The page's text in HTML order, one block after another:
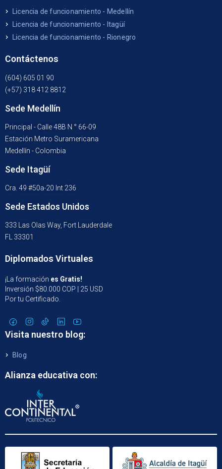
Licencia de funcionamiento - Medellín
Licencia de funcionamiento - Itagüí
Licencia de funcionamiento - Rionegro
Contáctenos
(604) 605 01 90
(+57) 318 412 8812
Sede Medellín
Principal - Calle 48B N ° 66-09
Estación Metro Suramericana
Medellín - Colombia
Sede Itagüí
Cra. 49 #50a-20 Int 236
Sede Estados Unidos
333 Las Olas Way, Fort Lauderdale
FL 33301
Diplomados Virtuales
¡La formación es Gratis!
Inversión $80.000 COP | 25 USD
Por tu Certificado.
Visita nuestro blog:
Blog
Alianza educativa con: